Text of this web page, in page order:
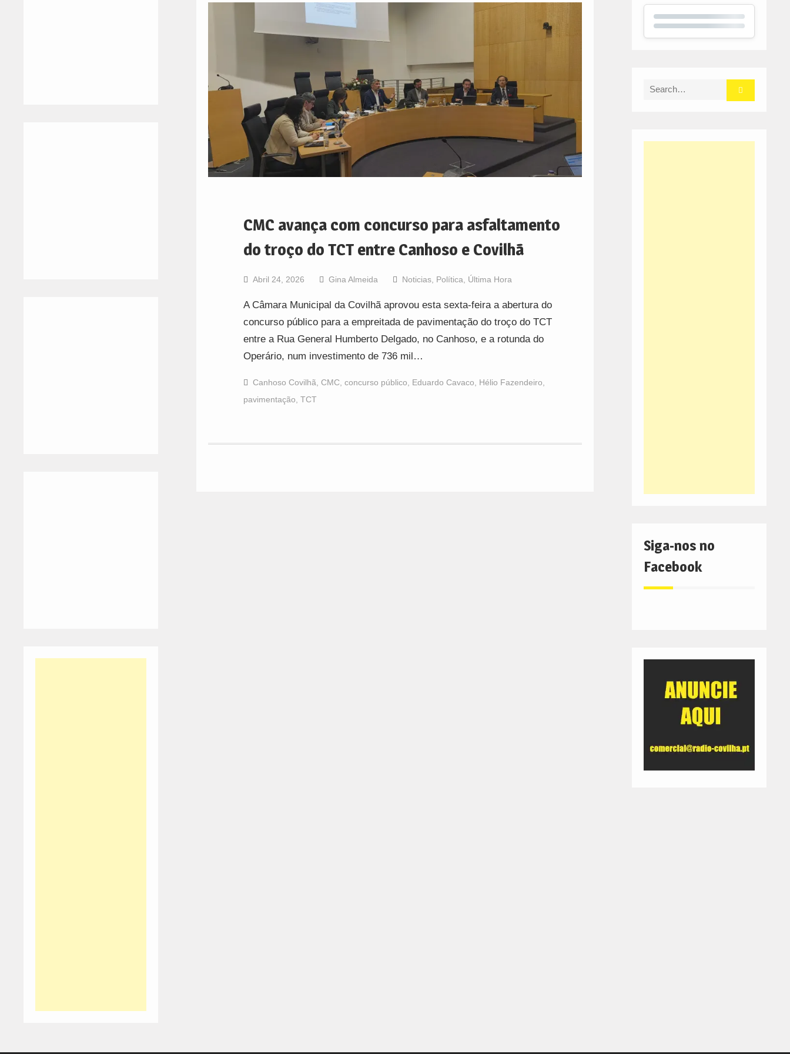
CMC avança com concurso para asfaltamento
do troço do TCT entre Canhoso e Covilhã
Abril 24, 2026 Gina Almeida Noticias, Política Última Hora
A Câmara Municipal da Covilhã aprovou esta sexta-feira a abertura do
concurso público para a empreitada de pavimentação do troço do TCT
entre a Rua General Humberto Delgado, no Canhoso, e a rotunda do
Operário, num investimento de 736 mil…
Canhoso Covilhã CMC, concurso público Eduardo Cavaco Hélio Fazendeiro
pavimentação TCT
Search
Siga-nos no
Facebook